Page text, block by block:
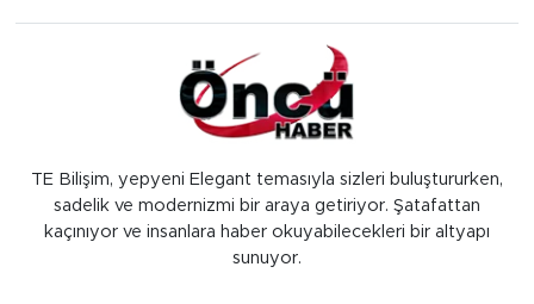
TE Bilişim, yepyeni Elegant temasıyla sizleri buluştururken,
sadelik ve modernizmi bir araya getiriyor. Şatafattan
kaçınıyor ve insanlara haber okuyabilecekleri bir altyapı
sunuyor.